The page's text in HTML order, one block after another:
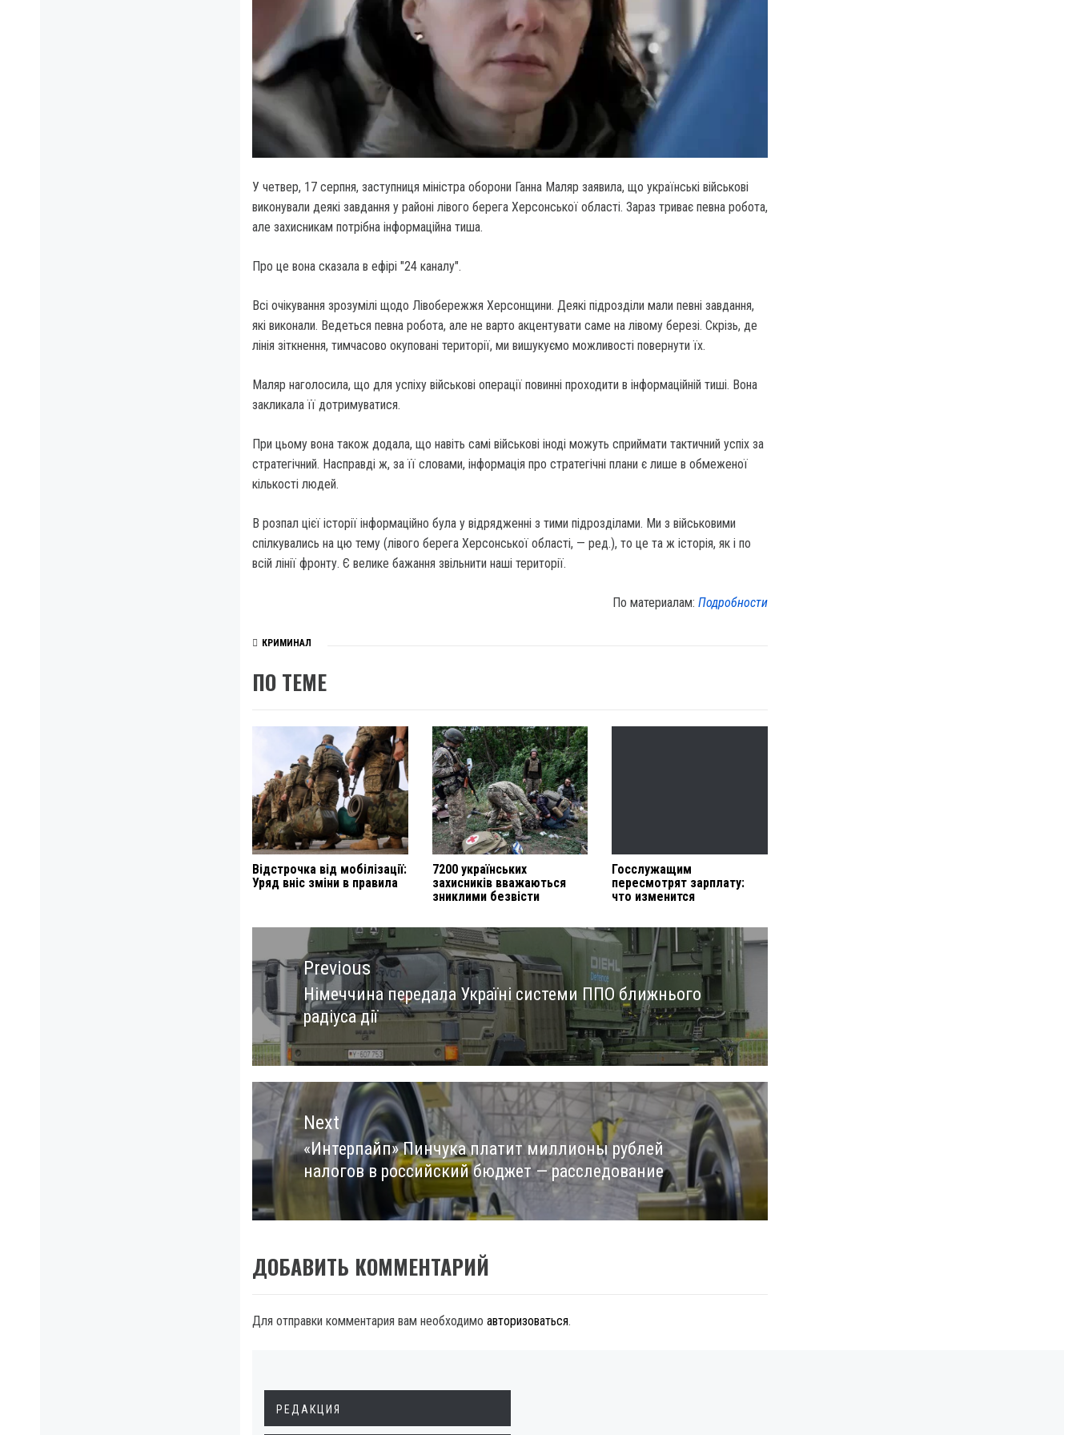
У четвер, 17 серпня, заступниця міністра оборони Ганна Маляр заявила, що українські військові
виконували деякі завдання у районі лівого берега Херсонської області. Зараз триває певна робота,
але захисникам потрібна інформаційна тиша.
Про це вона сказала в ефірі "24 каналу".
Всі очікування зрозумілі щодо Лівобережжя Херсонщини. Деякі підрозділи мали певні завдання,
які виконали. Ведеться певна робота, але не варто акцентувати саме на лівому березі. Скрізь, де
лінія зіткнення, тимчасово окуповані території, ми вишукуємо можливості повернути їх.
Маляр наголосила, що для успіху військові операції повинні проходити в інформаційній тиші. Вона
закликала її дотримуватися.
При цьому вона також додала, що навіть самі військові іноді можуть сприймати тактичний успіх за
стратегічний. Насправді ж, за її словами, інформація про стратегічні плани є лише в обмеженої
кількості людей.
В розпал цієї історії інформаційно була у відрядженні з тими підрозділами. Ми з військовими
спілкувались на цю тему (лівого берега Херсонської області, — ред.), то це та ж історія, як і по
всій лінії фронту. Є велике бажання звільнити наші території.
По материалам:Подробности
КРИМИНАЛ
ПО ТЕМЕ
Відстрочка від мобілізації:
Уряд вніс зміни в правила
7200 українських
захисників вважаються
зниклими безвісти
Госслужащим
пересмотрят зарплату:
что изменится
Навигация
по
записямPrevious
Previous
post:
Німеччина передала Україні системи ППО ближнього
радіуса дії
Next
Next
post:
«Интерпайп» Пинчука платит миллионы рублей
налогов в российский бюджет — расследование
ДОБАВИТЬ КОММЕНТАРИЙ
Для отправки комментария вам необходимо авторизоваться.
РЕДАКЦИЯ